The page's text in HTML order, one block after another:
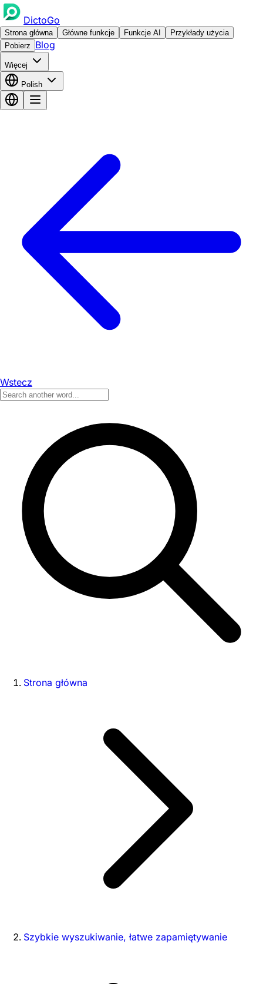
DictoGo
Strona główna Główne funkcje Funkcje AI
Przykłady użycia
Pobierz
Blog
Więcej
Polish
Wstecz
Strona główna
Szybkie wyszukiwanie, łatwe zapamiętywanie